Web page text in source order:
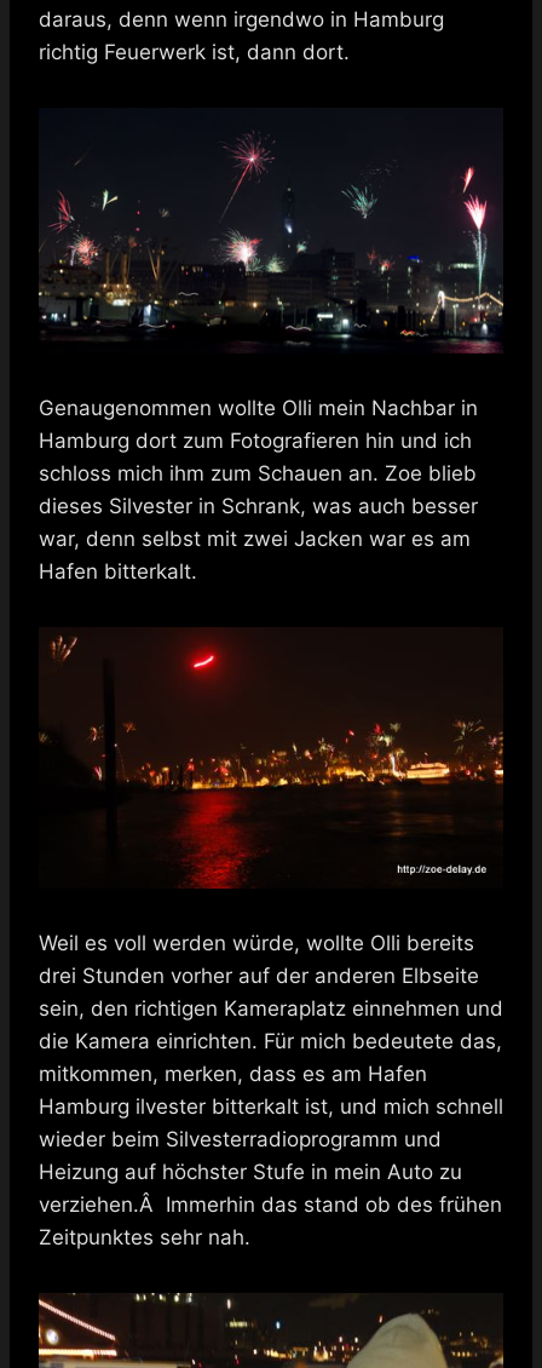
daraus, denn wenn irgendwo in Hamburg
richtig Feuerwerk ist, dann dort.
Genaugenommen wollte Olli mein Nachbar in
Hamburg dort zum Fotografieren hin und ich
schloss mich ihm zum Schauen an. Zoe blieb
dieses Silvester in Schrank, was auch besser
war, denn selbst mit zwei Jacken war es am
Hafen bitterkalt.
Weil es voll werden würde, wollte Olli bereits
drei Stunden vorher auf der anderen Elbseite
sein, den richtigen Kameraplatz einnehmen und
die Kamera einrichten. Für mich bedeutete das,
mitkommen, merken, dass es am Hafen
Hamburg ilvester bitterkalt ist, und mich schnell
wieder beim Silvesterradioprogramm und
Heizung auf höchster Stufe in mein Auto zu
verziehen.Â Immerhin das stand ob des frühen
Zeitpunktes sehr nah.